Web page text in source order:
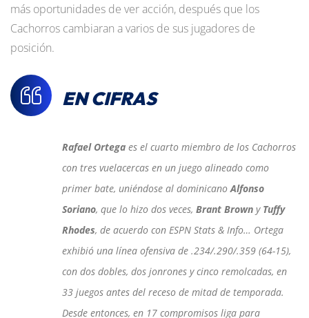
más oportunidades de ver acción, después que los
Cachorros cambiaran a varios de sus jugadores de
posición.
EN CIFRAS
Rafael Ortega es el cuarto miembro de los Cachorros
con tres vuelacercas en un juego alineado como
primer bate, uniéndose al dominicano Alfonso
Soriano, que lo hizo dos veces, Brant Brown y Tuffy
Rhodes, de acuerdo con ESPN Stats & Info… Ortega
exhibió una línea ofensiva de .234/.290/.359 (64-15),
con dos dobles, dos jonrones y cinco remolcadas, en
33 juegos antes del receso de mitad de temporada.
Desde entonces, en 17 compromisos liga para